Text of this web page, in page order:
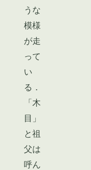
うな
模様
が走
って
い
る．
「木
目」
と祖
父は
呼ん